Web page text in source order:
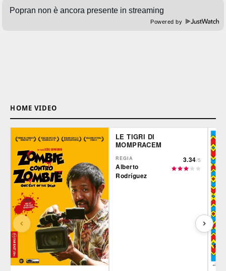
Powered by
HOME VIDEO
LE TIGRI DI
MOMPRACEM
REGIA
Alberto
Rodríguez
3.34/5